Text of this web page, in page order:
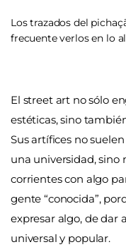
Los trazados del
frecuente verlos en lo
El street art no sólo
estéticas, sino
Sus artífices no
una universidad, sino
corrientes con algo
gente “conocida”,
expresar algo, de dar
universal y popular.